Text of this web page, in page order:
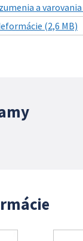
a varovania
(2,6 MB)